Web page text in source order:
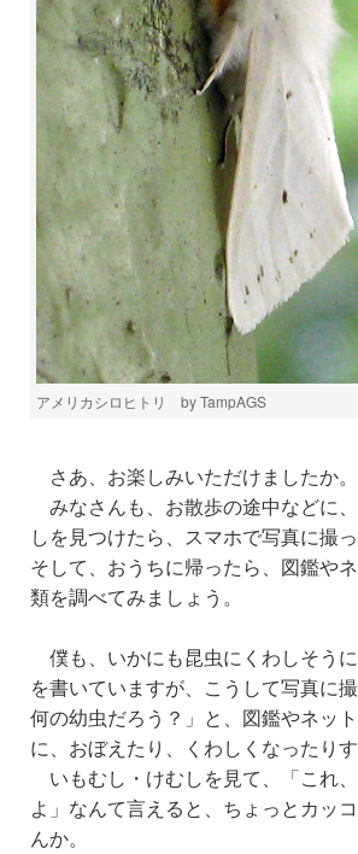
アメリカシロヒトリ by TampAGS
さあ、お楽しみいただけましたか。
みなさんも、お散歩の途中などに
しを見つけたら、スマホで写真に撮っ
そして、おうちに帰ったら、図鑑や
類を調べてみましょう。
僕も、いかにも昆虫にくわしそう
を書いていますが、こうして写真に撮
何の幼虫だろう？」と、図鑑やネッ
に、おぼえたり、くわしくなったりす
いもむし・けむしを見て、「これ
よ」なんて言えると、ちょっとカッ
んか。